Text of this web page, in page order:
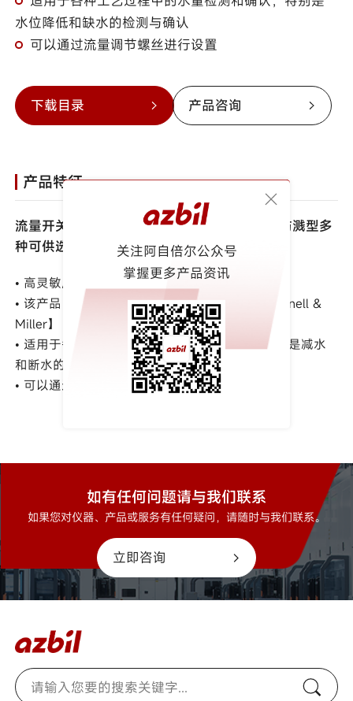
水位降低和缺水的检测与确认
可以通过流量调节螺丝进行设置
下载目录 产品咨询
产品特征
流量开关型号FS□-□□，有孔型、插入型、防溅型多
种可供选择，用于探测水的断流或低流量。
• 高灵敏度、高可靠性、寿命长。
• 该产品由美国Xylem公司制造，商标为【McDonnell &
Miller】
• 适用于各种工艺过程中的水量检测和确认，特别是减水
和断水的检测与确认。
• 可以通过流量调节螺丝进行设置。
如有任何问题请与我们联系
如果您对仪器、产品或服务有任何疑问，请随时与我们联系。
立即咨询
关注阿自倍尔公众号
掌握更多产品资讯